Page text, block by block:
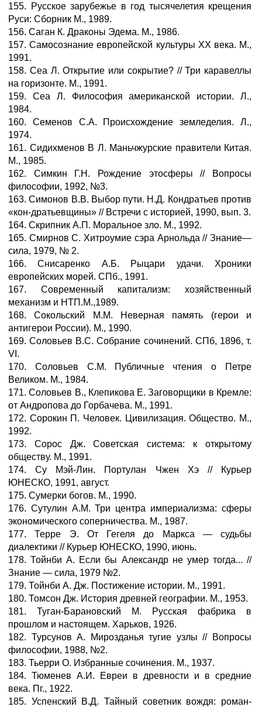
155. Русское зарубежье в год тысячелетия крещения
Руси: Сборник М., 1989.
156. Саган К. Драконы Эдема. М., 1986.
157. Самосознание европейской культуры XX века. М.,
1991.
158. Сеа Л. Открытие или сокрытие? // Три каравеллы
на горизонте. М., 1991.
159. Сеа Л. Философия американской истории. Л.,
1984.
160. Семенов С.А. Происхождение земледелия. Л.,
1974.
161. Сидихменов В Л. Маньчжурские правители Китая.
М., 1985.
162. Симкин Г.Н. Рождение этосферы // Вопросы
философии, 1992, №3.
163. Симонов В.В. Выбор пути. Н.Д. Кондратьев против
«кон-дратьевщины» // Встречи с историей, 1990, вып. 3.
164. Скрипник А.П. Моральное зло. М., 1992.
165. Смирнов С. Хитроумие сэра Арнольда // Знание—
сила, 1979, № 2.
166. Снисаренко А.Б. Рыцари удачи. Хроники
европейских морей. СПб., 1991.
167. Современный капитализм: хозяйственный
механизм и НТП.М.,1989.
168. Сокольский М.М. Неверная память (герои и
антигерои России). М., 1990.
169. Соловьев B.C. Собрание сочинений. СПб, 1896, т.
VI.
170. Соловьев С.М. Публичные чтения о Петре
Великом. М., 1984.
171. Соловьев В., Клепикова Е. Заговорщики в Кремле:
от Андропова до Горбачева. М., 1991.
172. Сорокин П. Человек. Цивилизация. Общество. М.,
1992.
173. Сорос Дж. Советская система: к открытому
обществу. М., 1991.
174. Су Мэй-Лин. Портулан Чжен Хэ // Курьер
ЮНЕСКО, 1991, август.
175. Сумерки богов. М., 1990.
176. Сутулин A.M. Три центра империализма: сферы
экономического соперничества. М., 1987.
177. Терре Э. От Гегеля до Маркса — судьбы
диалектики // Курьер ЮНЕСКО, 1990, июнь.
178. Тойнби А. Если бы Александр не умер тогда... //
Знание — сила, 1979 №2.
179. Тойнби А. Дж. Постижение истории. М., 1991.
180. Томсон Дж. История древней географии. М., 1953.
181. Туган-Барановский М. Русская фабрика в
прошлом и настоящем. Харьков, 1926.
182. Турсунов А. Мирозданья тугие узлы // Вопросы
философии, 1988, №2.
183. Тьерри О. Избранные сочинения. М., 1937.
184. Тюменев А.И. Евреи в древности и в средние
века. Пг., 1922.
185. Успенский В.Д. Тайный советник вождя: роман-